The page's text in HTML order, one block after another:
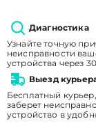
Диагностика
Узнайте точную
неисправности
устройства через
Выезд
Бесплатный
заберет
устройство в